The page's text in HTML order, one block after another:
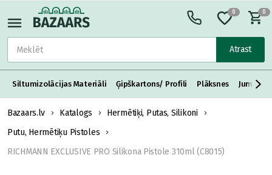
Atrast
0 0
Siltumizolācijas Materiāli Ģipškartons/ Profili Plāksnes Jumta
Bazaars.lv Katalogs
Hermētiķi, Putas, Silikoni
Putu, Hermētiķu Pistoles
RICHMANN EXCLUSIVE PRO Silikona Pistole 310ml (C8015)